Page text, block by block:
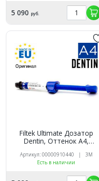
5 090 руб.
Filtek Ultimate Дозатор
Dentin, Оттенок A4,
реставрационный
композит 3M
Артикул: 00000910440 | 3M
Есть в наличии